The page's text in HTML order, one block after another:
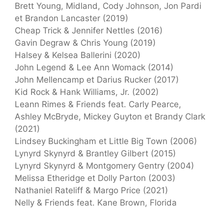
Brett Young, Midland, Cody Johnson, Jon Pardi
et Brandon Lancaster (2019)
Cheap Trick & Jennifer Nettles (2016)
Gavin Degraw & Chris Young (2019)
Halsey & Kelsea Ballerini (2020)
John Legend & Lee Ann Womack (2014)
John Mellencamp et Darius Rucker (2017)
Kid Rock & Hank Williams, Jr. (2002)
Leann Rimes & Friends feat. Carly Pearce,
Ashley McBryde, Mickey Guyton et Brandy Clark
(2021)
Lindsey Buckingham et Little Big Town (2006)
Lynyrd Skynyrd & Brantley Gilbert (2015)
Lynyrd Skynyrd & Montgomery Gentry (2004)
Melissa Etheridge et Dolly Parton (2003)
Nathaniel Rateliff & Margo Price (2021)
Nelly & Friends feat. Kane Brown, Florida